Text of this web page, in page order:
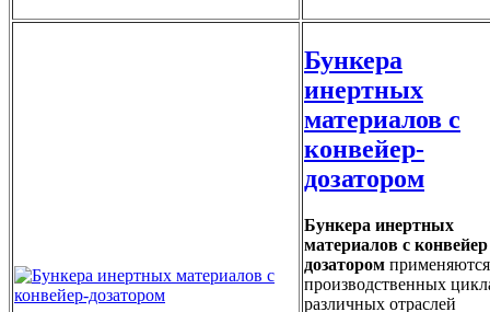
Бункера
инертных
материалов с
конвейер-
дозатором
Бункера инертных
материалов с конвейер
дозатором
производственных
различных отраслей